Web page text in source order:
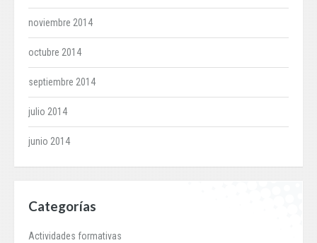
noviembre 2014
octubre 2014
septiembre 2014
julio 2014
junio 2014
Categorías
Actividades formativas